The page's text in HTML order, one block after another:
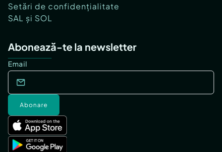
Setări de confidențialitate
SAL și SOL
Abonează-te la newsletter
Email
Abonare